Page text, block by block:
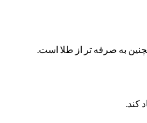
به صرفه تر از طلا است.
کند.